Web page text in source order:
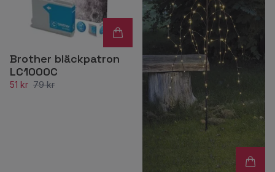
Brother bläckpatron
LC1000C
51 kr 79 kr